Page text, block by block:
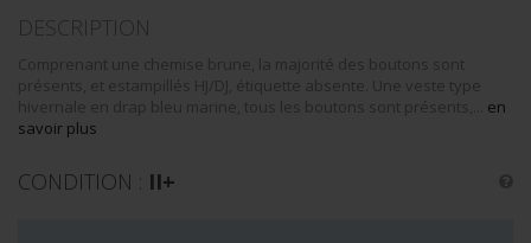
DESCRIPTION
Comprenant une chemise brune, la majorité des boutons sont
présents, et estampillés HJ/DJ, étiquette absente. Une veste type
hivernale en drap bleu marine, tous les boutons sont présents,... en
savoir plus
CONDITION : II+